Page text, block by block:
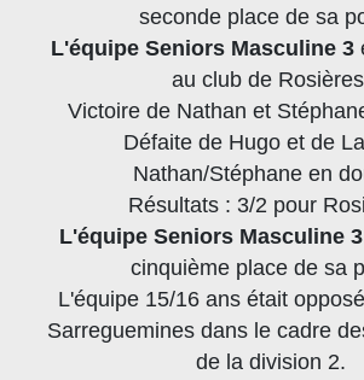
seconde place de sa
L'équipe Seniors Masculine 3
au club de
Victoire de Nathan et
Défaite de Hugo et de
Nathan/Stéphane en
Résultats : 3/2 pour
L'équipe Seniors Masculine 3
cinquième place de sa
L'équipe 15/16 ans était
Sarreguemines dans le cadre
de la division 2.